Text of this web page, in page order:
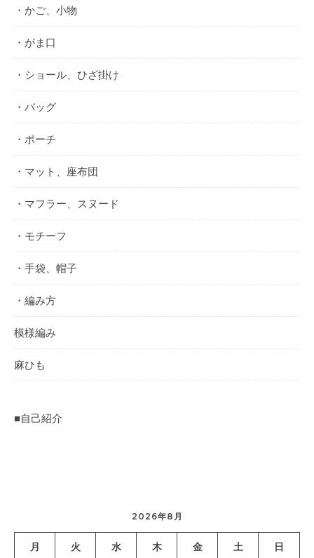
・かご、小物
・がま口
・ショール、ひざ掛け
・バッグ
・ポーチ
・マット、座布団
・マフラー、スヌード
・モチーフ
・手袋、帽子
・編み方
模様編み
麻ひも
■自己紹介
2026年8月
月 火 水 木 金 土 日